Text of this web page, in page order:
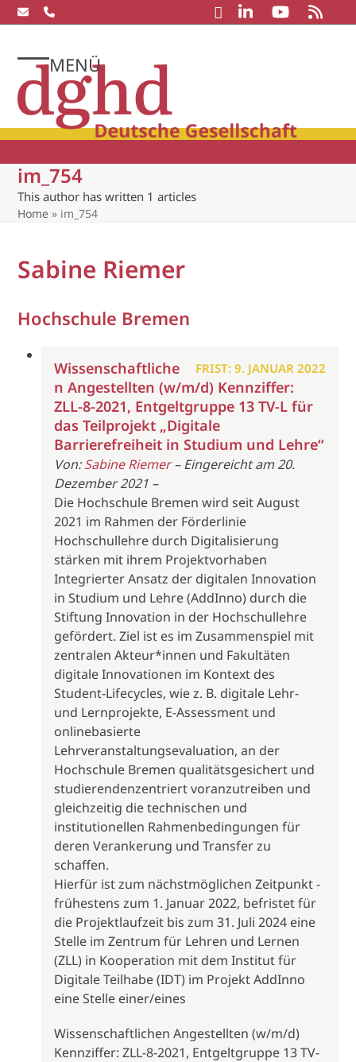
Skip
to
MENÜ
Open
mobile
menu
Close
mobile
menu
im_754
This author has written 1 articles
Home » im_754
Sabine Riemer
Hochschule Bremen
FRIST: 9. JANUAR 2022
Wissenschaftliche
n Angestellten (w/m/d) Kennziffer:
ZLL-8-2021, Entgeltgruppe 13 TV-L für
das Teilprojekt „Digitale
Barrierefreiheit in Studium und Lehre“
Von:Sabine Riemer– Eingereicht am 20.
Dezember 2021 –
Die Hochschule Bremen wird seit August
2021 im Rahmen der Förderlinie
Hochschullehre durch Digitalisierung
stärken mit ihrem Projektvorhaben
Integrierter Ansatz der digitalen Innovation
in Studium und Lehre (AddInno) durch die
Stiftung Innovation in der Hochschullehre
gefördert. Ziel ist es im Zusammenspiel mit
zentralen Akteur*innen und Fakultäten
digitale Innovationen im Kontext des
Student-Lifecycles, wie z. B. digitale Lehr-
und Lernprojekte, E-Assessment und
onlinebasierte
Lehrveranstaltungsevaluation, an der
Hochschule Bremen qualitätsgesichert und
studierendenzentriert voranzutreiben und
gleichzeitig die technischen und
institutionellen Rahmenbedingungen für
deren Verankerung und Transfer zu
schaffen.
Hierfür ist zum nächstmöglichen Zeitpunkt -
frühestens zum 1. Januar 2022, befristet für
die Projektlaufzeit bis zum 31. Juli 2024 eine
Stelle im Zentrum für Lehren und Lernen
(ZLL) in Kooperation mit dem Institut für
Digitale Teilhabe (IDT) im Projekt AddInno
eine Stelle einer/eines
Wissenschaftlichen Angestellten (w/m/d)
Kennziffer: ZLL-8-2021, Entgeltgruppe 13 TV-